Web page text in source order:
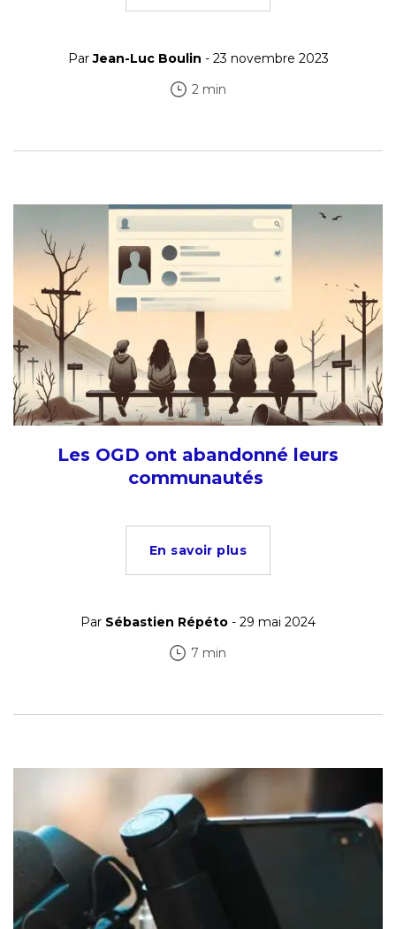
ParJean-Luc Boulin - 23 novembre 2023
2 min
Les OGD ont abandonné leurs
communautés
En savoir plus
Par Sébastien Répéto - 29 mai 2024
7 min